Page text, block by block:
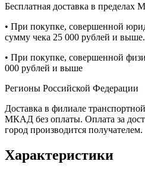
Бесплатная доставка в пределах
• При покупке, совершенной
сумму чека 25 000 рублей и выше.
• При покупке, совершенной
000 рублей и выше
Регионы Российской Федерации
Доставка в филиале
МКАД без оплаты. Оплата за
город производится получателем.
Характеристики